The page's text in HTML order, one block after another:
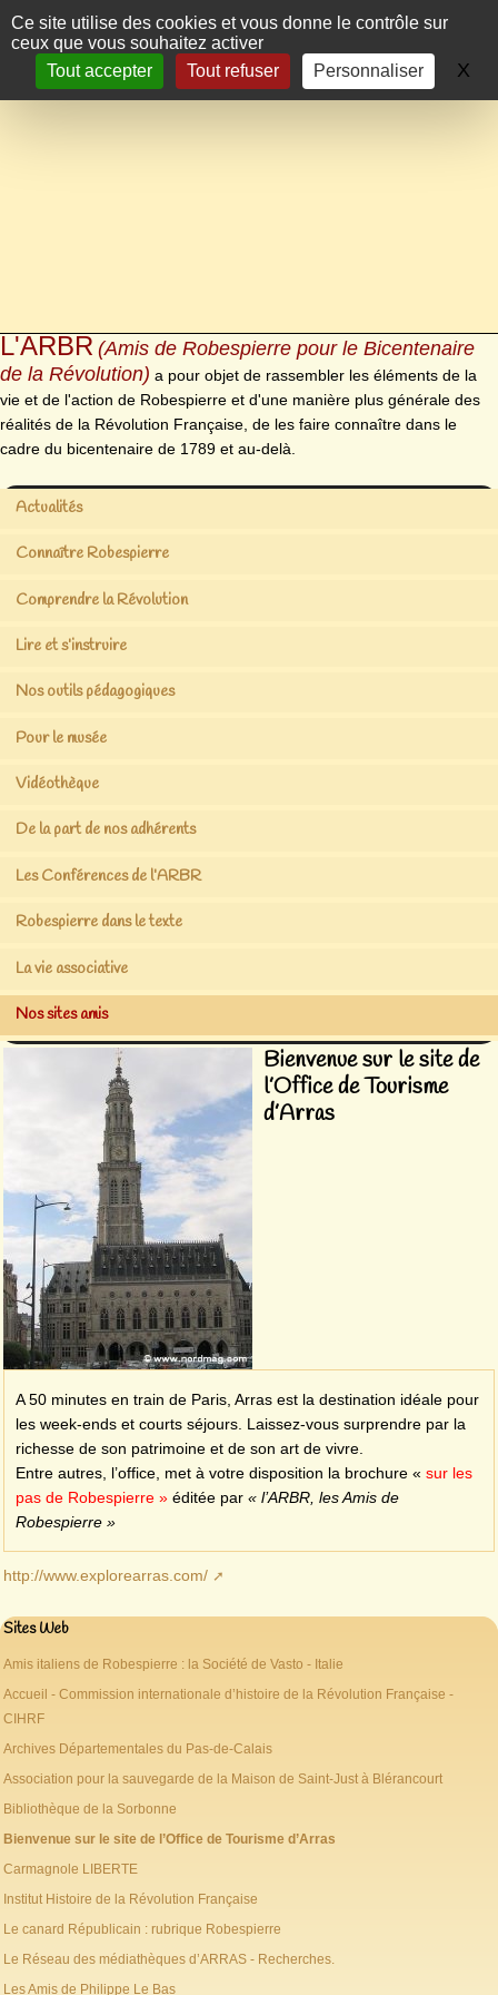
Panneau de gestion des cookies
Ce site utilise des cookies et vous donne le contrôle sur
ceux que vous souhaitez activer
Tout accepter
Tout refuser Personnaliser X
L'ARBR (Amis de Robespierre pour le Bicentenaire
de la Révolution) a pour objet de rassembler les éléments de la
vie et de l'action de Robespierre et d'une manière plus générale des
réalités de la Révolution Française, de les faire connaître dans le
cadre du bicentenaire de 1789 et au-delà.
Actualités
Connaître Robespierre
Comprendre la Révolution
Lire et s’instruire
Nos outils pédagogiques
Pour le musée
Vidéothèque
De la part de nos adhérents
Les Conférences de l’ARBR
Robespierre dans le texte
La vie associative
Nos sites amis
Bienvenue sur le site de
l’Office de Tourisme
d’Arras
A 50 minutes en train de Paris, Arras est la destination idéale pour
les week-ends et courts séjours. Laissez-vous surprendre par la
richesse de son patrimoine et de son art de vivre.
Entre autres, l’office, met à votre disposition la brochure « sur les
pas de Robespierre » éditée par « l’ARBR, les Amis de
Robespierre »
http://www.explorearras.com/
Sites Web
Amis italiens de Robespierre : la Société de Vasto - Italie
Accueil - Commission internationale d’histoire de la Révolution Française -
CIHRF
Archives Départementales du Pas-de-Calais
Association pour la sauvegarde de la Maison de Saint-Just à Blérancourt
Bibliothèque de la Sorbonne
Bienvenue sur le site de l’Office de Tourisme d’Arras
Carmagnole LIBERTE
Institut Histoire de la Révolution Française
Le canard Républicain : rubrique Robespierre
Le Réseau des médiathèques d’ARRAS - Recherches.
Les Amis de Philippe Le Bas